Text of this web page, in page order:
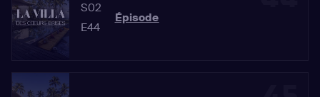
S02
E44
Épisode